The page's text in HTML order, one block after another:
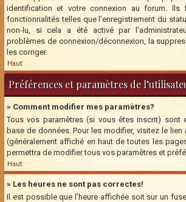
identification et votre connexion au forum. Ils
fonctionnalités telles que l’enregistrement du
non-lu, si cela a été activé par
problèmes de connexion/déconnexion, la
les corriger.
Haut
Préférences et paramètres de
» Comment modifier mes paramètres?
Tous vos paramètres (si vous êtes inscrit) sont
base de données. Pour les modifier, visitez le lien
(généralement affiché en haut de toutes les
permettra de modifier tous vos paramètres et
Haut
» Les heures ne sont pas correctes!
Il est possible que l’heure affichée soit sur un